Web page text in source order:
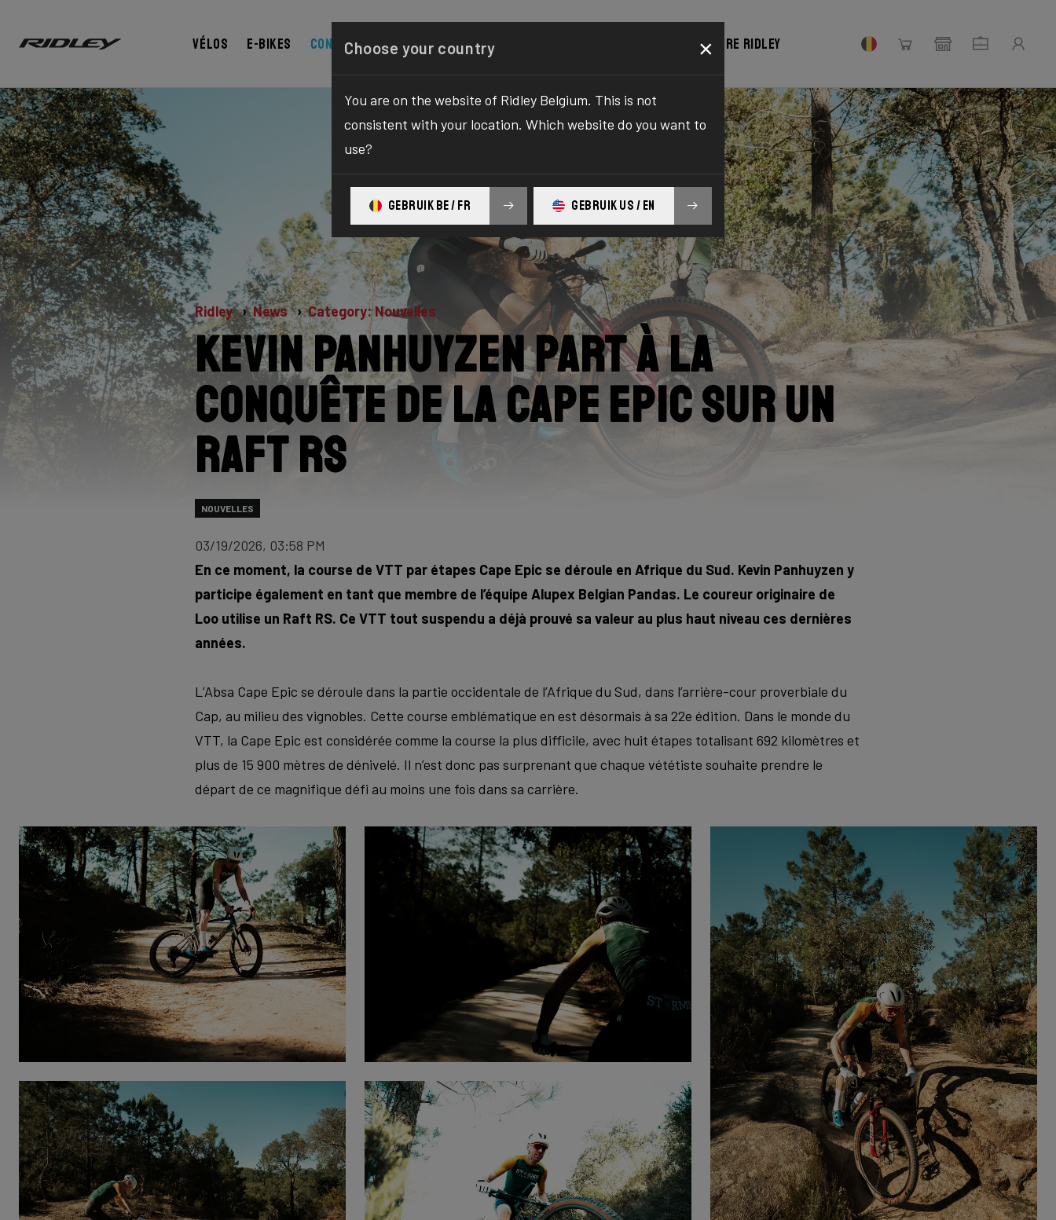
Vélos E-bikes Configurator Boutique À propos Enregistrez votre Ridley
Ridley News Category: Nouvelles
Kevin Panhuyzen part à la
conquête de la Cape Epic sur un
Raft RS
NOUVELLES
03/19/2026, 03:58 PM
En ce moment, la course de VTT par étapes Cape Epic se déroule en Afrique du Sud. Kevin Panhuyzen y
participe également en tant que membre de l’équipe Alupex Belgian Pandas. Le coureur originaire de
Loo utilise un Raft RS. Ce VTT tout suspendu a déjà prouvé sa valeur au plus haut niveau ces dernières
années.
L’Absa Cape Epic se déroule dans la partie occidentale de l’Afrique du Sud, dans l’arrière-cour proverbiale du
Cap, au milieu des vignobles. Cette course emblématique en est désormais à sa 22e édition. Dans le monde du
VTT, la Cape Epic est considérée comme la course la plus difficile, avec huit étapes totalisant 692 kilomètres et
plus de 15 900 mètres de dénivelé. Il n’est donc pas surprenant que chaque vététiste souhaite prendre le
départ de ce magnifique défi au moins une fois dans sa carrière.
Choose your country ×
You are on the website of Ridley Belgium. This is not
consistent with your location. Which website do you want to
use?
GEBRUIK BE / FR GEBRUIK US / EN